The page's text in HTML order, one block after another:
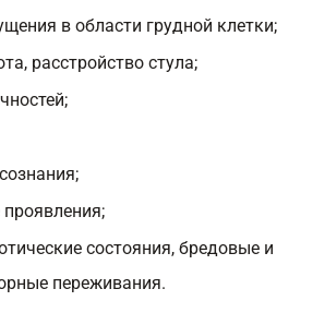
в области грудной клетки;
расстройство стула;
состояния, бредовые и
переживания.